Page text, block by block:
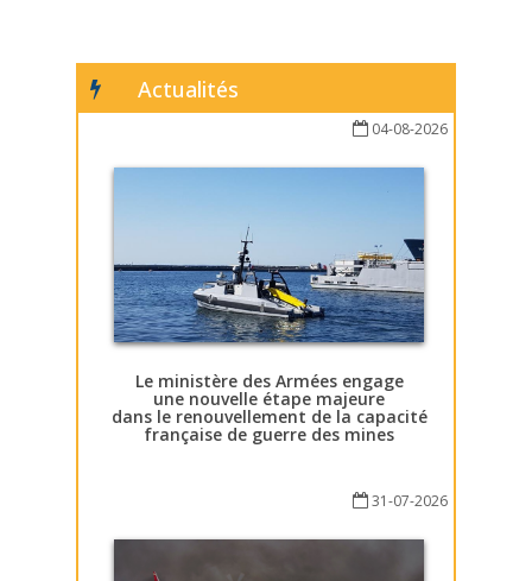
Actualités
04-08-2026
Le ministère des Armées engage
une nouvelle étape majeure
dans le renouvellement de la capacité
française de guerre des mines
31-07-2026